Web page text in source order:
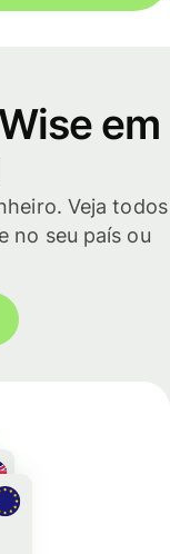
em
Veja todos
no seu país ou